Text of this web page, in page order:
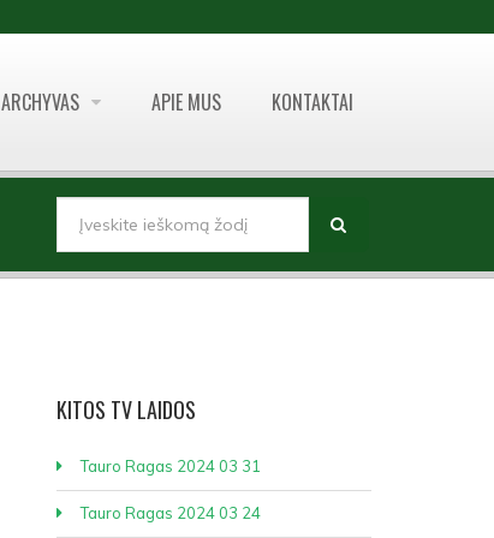
ARCHYVAS APIE MUS KONTAKTAI
PAIEŠKOS FORMA
KITOS TV LAIDOS
Tauro Ragas 2024 03 31
Tauro Ragas 2024 03 24